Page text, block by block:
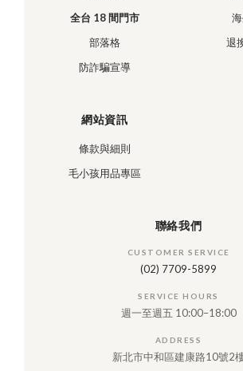
全台 18 間門市
部落格
防詐騙宣導
退
網站資訊
條款與細則
毛小孩用品專區
聯絡我們
CUSTOMER SERVICE
(02) 7709-5899
SERVICE HOURS
週一至週五 10:00–18:00
ADDRESS
新北市中和區建康路10號2